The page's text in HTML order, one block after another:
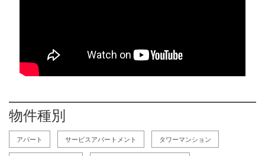
物件種別
アパート サービスアパートメント タワーマンション